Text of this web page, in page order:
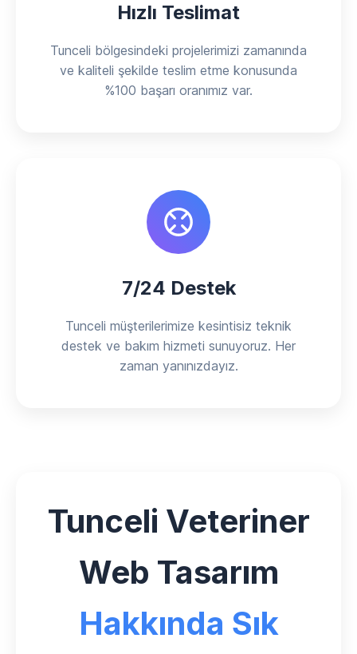
Hızlı Teslimat
Tunceli bölgesindeki projelerimizi zamanında
ve kaliteli şekilde teslim etme konusunda
%100 başarı oranımız var.
7/24 Destek
Tunceli müşterilerimize kesintisiz teknik
destek ve bakım hizmeti sunuyoruz. Her
zaman yanınızdayız.
Tunceli Veteriner
Web Tasarım
Hakkında Sık